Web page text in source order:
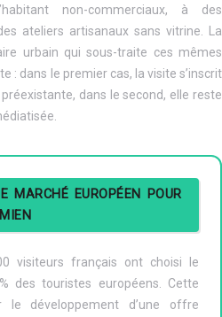
non-commerciaux, à des
ateliers artisanaux sans vitrine. La
urbain qui sous-traite ces mêmes
: dans le premier cas, la visite s’inscrit
dans le second, elle reste
MARCHÉ EUROPÉEN POUR
visiteurs français ont choisi le
des touristes européens. Cette
le développement d’une offre